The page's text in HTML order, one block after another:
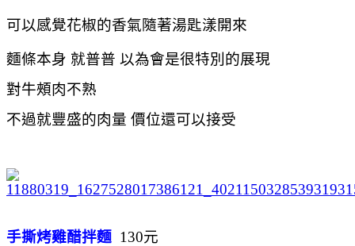
可以感覺花椒的香氣隨著湯匙漾開來
麵條本身 就普普 以為會是很特別的展現
對牛頰肉不熟
不過就豐盛的肉量 價位還可以接受
手撕烤雞醋拌麵 130元